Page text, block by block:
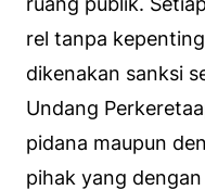
rel tanpa
dikenakan sanksi
Undang
pidana maupun
pihak yang